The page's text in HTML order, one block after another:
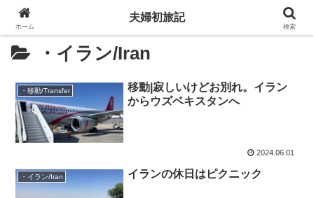
・イラン/Iran
・移動/Transfer
移動|寂しいけどお別れ。イラン
からウズベキスタンへ
2024.06.01
・イラン/Iran イランの休日はピクニック
ホーム
夫婦初旅記
検索